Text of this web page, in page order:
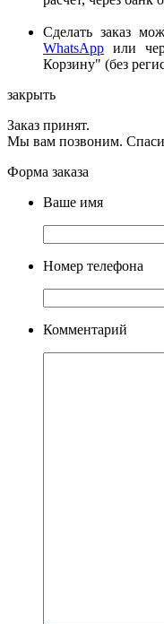
Сделать заказ
WhatsApp или
Корзину" (без
закрыть
Заказ принят.
Мы вам позвоним.
Форма заказа
Ваше имя
Номер телефона
Комментарий